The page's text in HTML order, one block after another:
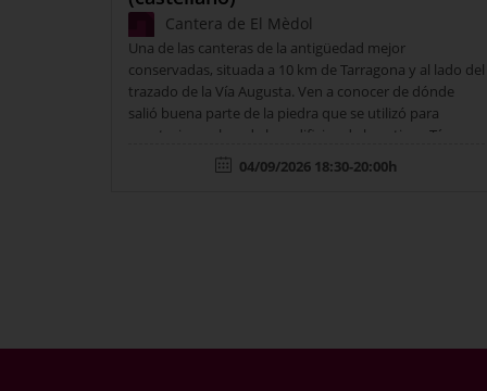
Cantera de El Mèdol
Una de las canteras de la antigüedad mejor
conservadas, situada a 10 km de Tarragona y al lado del
trazado de la Vía Augusta. Ven a conocer de dónde
salió buena parte de la piedra que se utilizó para
construir muchos de los edificios de la antigua Tárraco
y adéntrate en sus valores geológicos y
naturales. Punto de encuentro: Área de servicio El
04/09/2026 18:30-20:00h